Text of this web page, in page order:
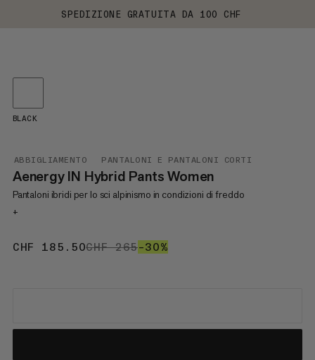
SPEDIZIONE GRATUITA DA 100 CHF
ABBIGLIAMENTO PANTALONI E PANTALONI CORTI
Aenergy IN Hybrid Pants Women
Pantaloni ibridi per lo sci alpinismo in condizioni di freddo
+
CHF 185.50CHF 185.50
CHF 265CHF 265
–30%
BLACK